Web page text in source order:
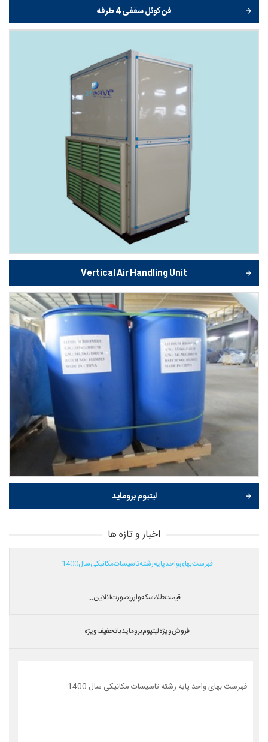
فن کوئل سقفی 4 طرفه
Vertical Air Handling Unit
لیتیوم بروماید
اخبار و تازه ها
فهرست بهای واحد پایه رشته تاسیسات مکانیکی سال 1400...
قیمت طلا،سکه و ارز بصورت آنلاین...
فروش ویژه لیتیوم بروماید با تخفیف ویژه...
فهرست بهای واحد پایه رشته تاسیسات مکانیکی سال 1400